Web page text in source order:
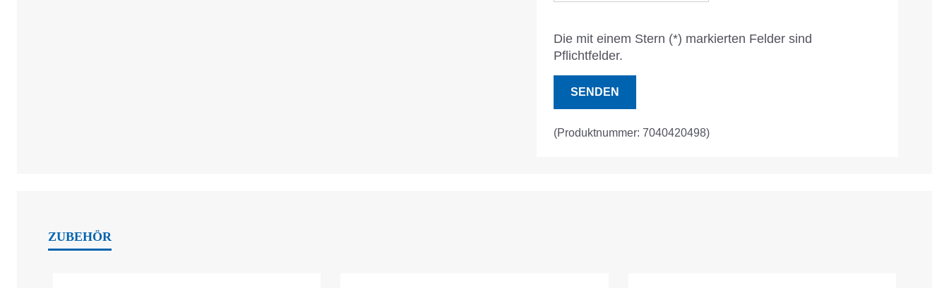
Die mit einem Stern (*) markierten Felder sind
Pflichtfelder.
SENDEN
(Produktnummer: 7040420498)
ZUBEHÖR